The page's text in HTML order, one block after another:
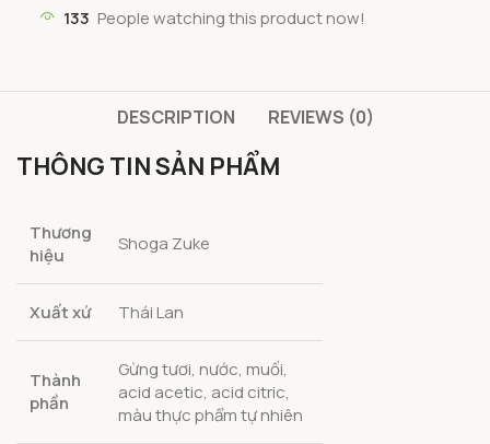
133 People watching this product now!
DESCRIPTION REVIEWS (0)
THÔNG TIN SẢN PHẨM
Thương
hiệu
Shoga Zuke
Xuất xứ Thái Lan
Thành
phần
Gừng tươi, nước, muối,
acid acetic, acid citric,
màu thực phẩm tự nhiên